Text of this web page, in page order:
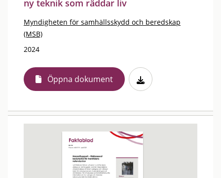
ny teknik som räddar liv
Myndigheten för samhällsskydd och beredskap
(MSB)
2024
Öppna dokument